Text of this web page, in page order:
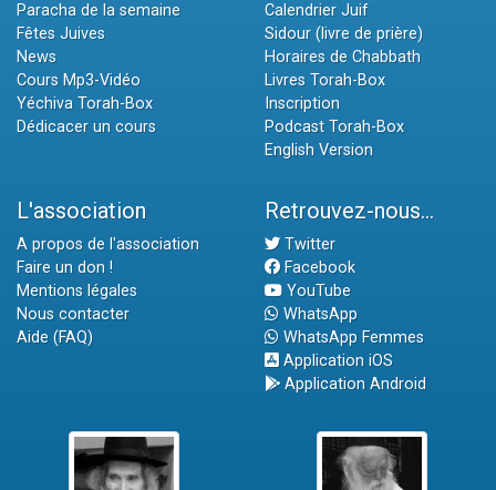
Paracha de la semaine
Fêtes Juives
News
Cours Mp3-Vidéo
Yéchiva Torah-Box
Dédicacer un cours
Calendrier Juif
Sidour (livre de prière)
Horaires de Chabbath
Livres Torah-Box
Inscription
Podcast Torah-Box
English Version
L'association
A propos de l'association
Faire un don !
Mentions légales
Nous contacter
Aide (FAQ)
Retrouvez-nous...
Twitter
Facebook
YouTube
WhatsApp
WhatsApp Femmes
Application iOS
Application Android